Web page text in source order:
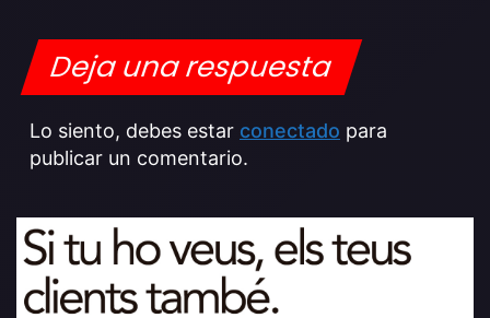
Deja una respuesta
Lo siento, debes estar conectado para
publicar un comentario.